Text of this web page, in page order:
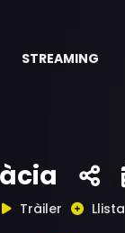
STREAMING
Tràiler Llista